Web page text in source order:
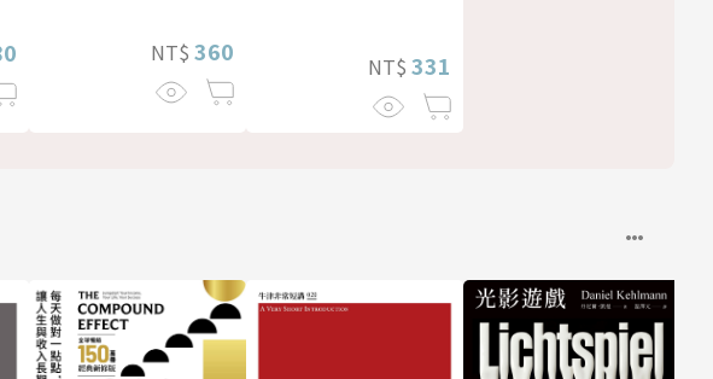
NT$ 360
NT$ 331